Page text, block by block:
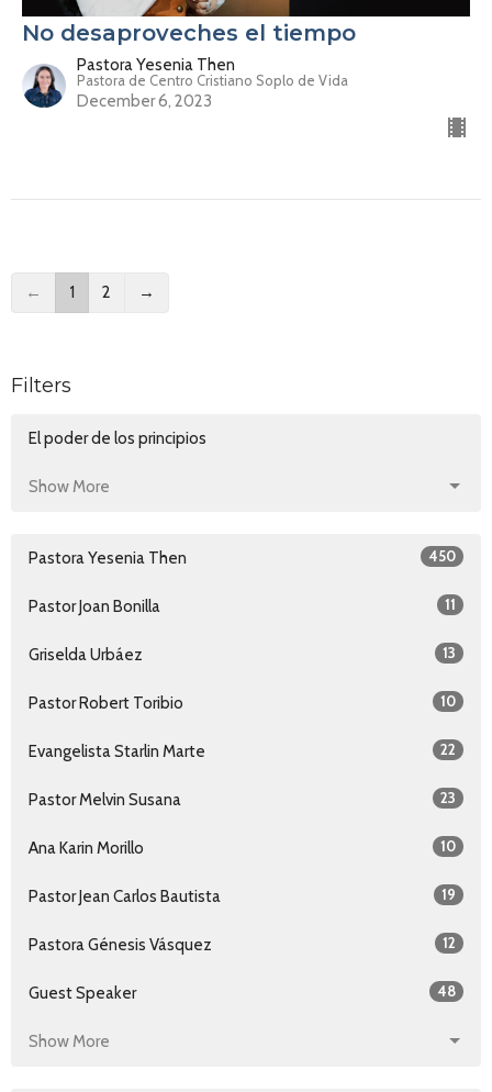
No desaproveches el tiempo
Pastora Yesenia Then
Pastora de Centro Cristiano Soplo de Vida
December 6, 2023
← 1 2 →
Filters
El poder de los principios
Show More
Pastora Yesenia Then 450
Pastor Joan Bonilla 11
Griselda Urbáez 13
Pastor Robert Toribio 10
Evangelista Starlin Marte 22
Pastor Melvin Susana 23
Ana Karin Morillo 10
Pastor Jean Carlos Bautista 19
Pastora Génesis Vásquez 12
Guest Speaker 48
Show More